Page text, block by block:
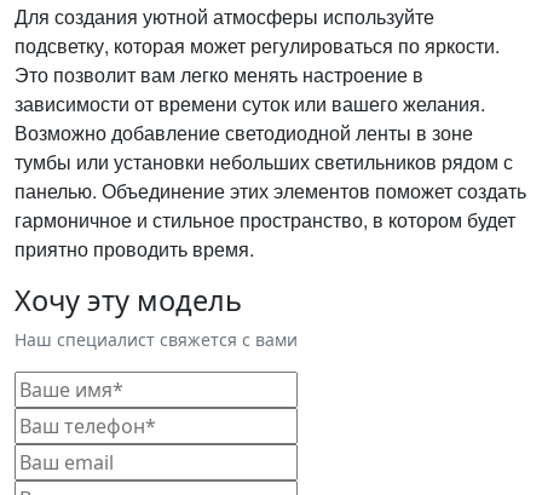
Для создания уютной атмосферы используйте
подсветку, которая может регулироваться по яркости.
Это позволит вам легко менять настроение в
зависимости от времени суток или вашего желания.
Возможно добавление светодиодной ленты в зоне
тумбы или установки небольших светильников рядом с
панелью. Объединение этих элементов поможет создать
гармоничное и стильное пространство, в котором будет
приятно проводить время.
Хочу эту модель
Наш специалист свяжется с вами